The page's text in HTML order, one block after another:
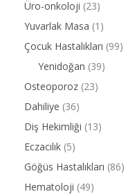
Üro-onkoloji (23)
Yuvarlak Masa (1)
Çocuk Hastalıkları (99)
Yenidoğan (39)
Osteoporoz (23)
Dahiliye (36)
Diş Hekimliği (13)
Eczacılık (5)
Göğüs Hastalıkları (86)
Hematoloji (49)